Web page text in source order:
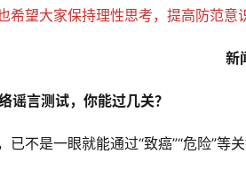
希望大家保持理性思考，提高防范意
新
谣言测试，你能过几关？
已不是一眼就能通过“致癌”“危险”等